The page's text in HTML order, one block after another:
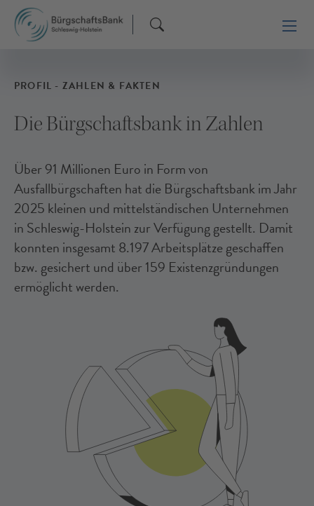
PROFIL - ZAHLEN & FAKTEN
Die Bürgschaftsbank in Zahlen
Über 91 Millionen Euro in Form von
Ausfallbürgschaften hat die Bürgschaftsbank im Jahr
2025 kleinen und mittelständischen Unternehmen
in Schleswig-Holstein zur Verfügung gestellt. Damit
konnten insgesamt 8.197 Arbeitsplätze geschaffen
bzw. gesichert und über 159 Existenzgründungen
ermöglicht werden.